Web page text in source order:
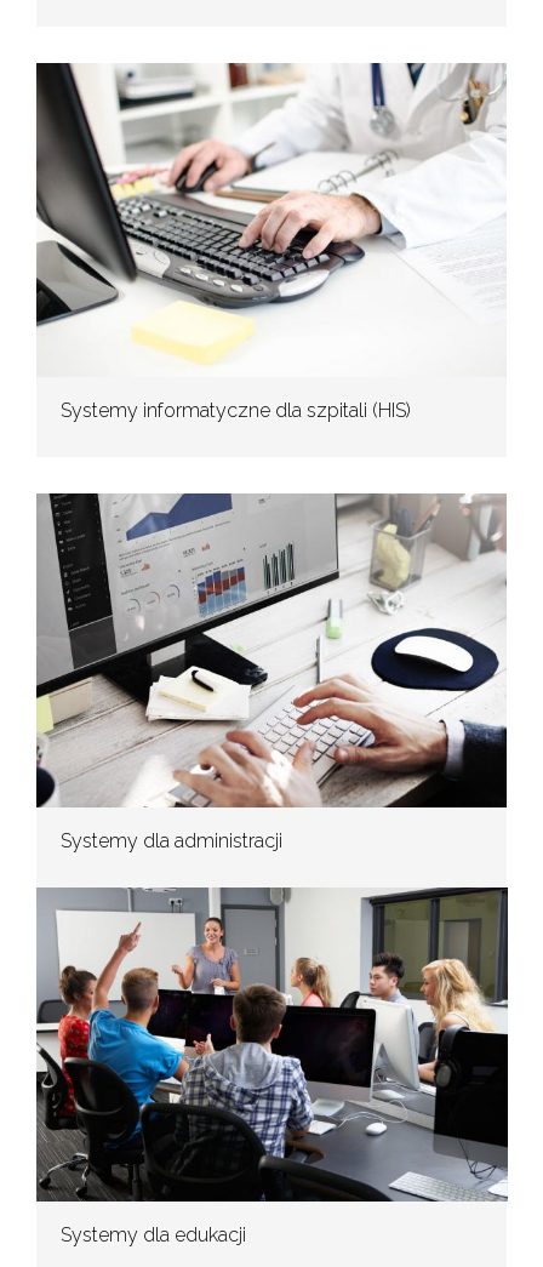
Systemy informatyczne dla szpitali (HIS)
Systemy dla administracji
Systemy dla edukacji